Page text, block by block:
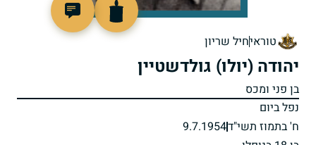
טוראיחיל שריון
יהודה (יולו) גולדשטיין
בן פני ומכס
נפל ביום
ח' בתמוז תשי"ד9.7.1954